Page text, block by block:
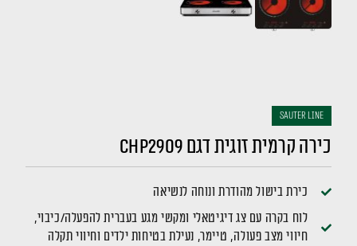
sauter LINE
כירה קרמית זוגית דגם CHP2909
כירת בישול מהודרת ונוחה לנשיאה
לוח בקרה עם צג דיגיטאלי ומקשי מגע בעברית להפעלה/כיבוי,
חיווי מצב פעולה, טיימר, נעילת בטיחות ילדים וחיווי תקלה